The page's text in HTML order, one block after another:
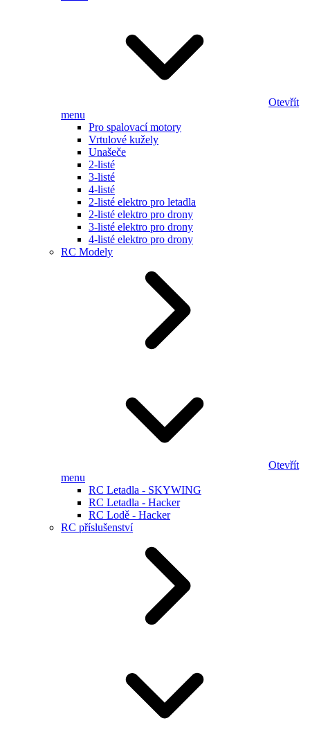
Otevřít
menu
Pro spalovací motory
Vrtulové kužely
Unašeče
2-listé
3-listé
4-listé
2-listé elektro pro letadla
2-listé elektro pro drony
3-listé elektro pro drony
4-listé elektro pro drony
RC Modely
Otevřít
menu
RC Letadla - SKYWING
RC Letadla - Hacker
RC Lodě - Hacker
RC příslušenství